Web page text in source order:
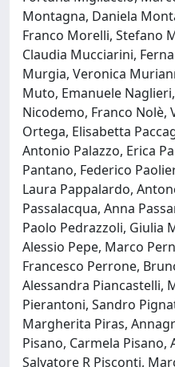
Montagna, Daniela
Franco Morelli, Stefano
Claudia Mucciarini,
Murgia, Veronica
Muto, Emanuele
Nicodemo, Franco Nolè,
Ortega, Elisabetta
Antonio Palazzo, Erica
Pantano, Federico
Laura Pappalardo,
Passalacqua, Anna
Paolo Pedrazzoli, Giulia
Alessio Pepe, Marco
Francesco Perrone,
Alessandra Piancastelli,
Pierantoni, Sandro
Margherita Piras,
Pisano, Carmela Pisano,
Salvatore R Pisconti,